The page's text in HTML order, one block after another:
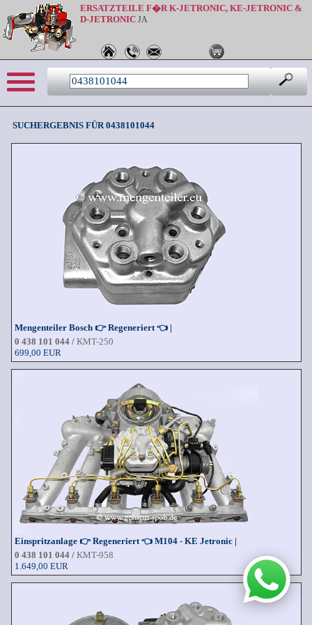
ERSATZTEILE F�R K-JETRONIC, KE-JETRONIC &
D-JETRONIC JA
SUCHERGEBNIS FÜR 0438101044
Mengenteiler Bosch 👉 Regeneriert 👈 |
0 438 101 044/ KMT-250
699,00 EUR
Einspritzanlage 👉 Regeneriert 👈 M104 - KE Jetronic |
0 438 101 044/ KMT-958
1.649,00 EUR
Sprache: de